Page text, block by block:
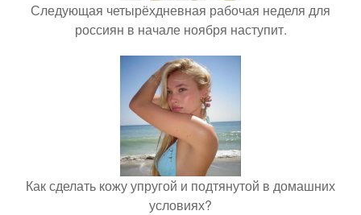
Следующая четырёхдневная рабочая неделя для
россиян в начале ноября наступит.
Как сделать кожу упругой и подтянутой в домашних
условиях?